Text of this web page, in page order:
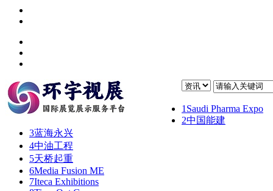
1 Saudi Pharma Expo
2中国能建
3蓝海永兴
4中油工程
5天桥起重
6Media Fusion ME
7Iteca Exhibitions